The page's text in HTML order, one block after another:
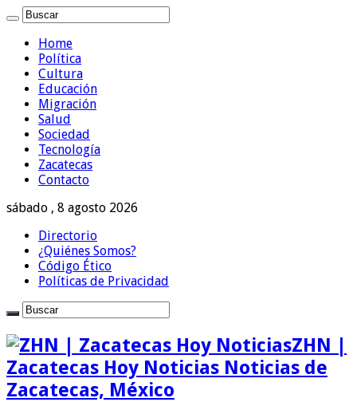
Home
Política
Cultura
Educación
Migración
Salud
Sociedad
Tecnología
Zacatecas
Contacto
sábado , 8 agosto 2026
Directorio
¿Quiénes Somos?
Código Ético
Políticas de Privacidad
ZHN |
Zacatecas Hoy Noticias Noticias de
Zacatecas, México